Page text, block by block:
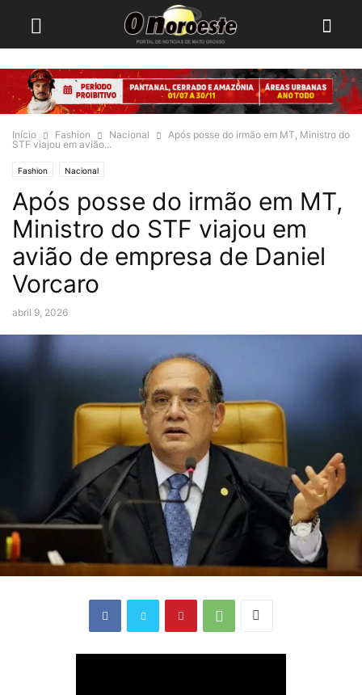
Início Fashion Nacional
Após posse do irmão em MT, Ministro do
STF viajou em avião...
Fashion Nacional
Após posse do irmão em MT,
Ministro do STF viajou em
avião de empresa de Daniel
Vorcaro
abril 9, 2026